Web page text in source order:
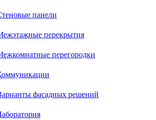
панели
перекрытия
перегородки
фасадных решений